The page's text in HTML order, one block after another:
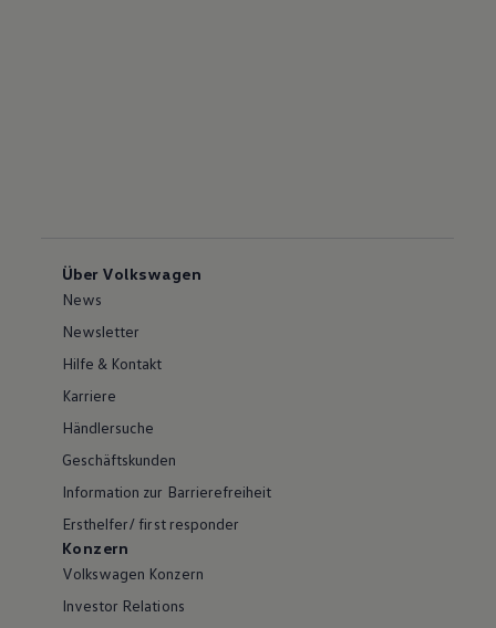
Über Volkswagen
News
Newsletter
Hilfe & Kontakt
Karriere
Händlersuche
Geschäftskunden
Information zur Barrierefreiheit
Ersthelfer/ first responder
Konzern
Volkswagen Konzern
Investor Relations